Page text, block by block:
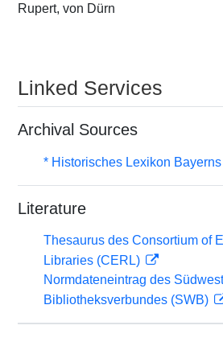
Rupert, von Dürn
Linked Services
Archival Sources
* Historisches Lexikon Bayerns
Literature
Thesaurus des Consortium of
Libraries (CERL)
Normdateneintrag des
Bibliotheksverbundes (SWB)